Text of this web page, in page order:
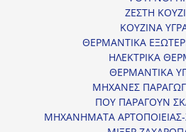
ΖΕΣΤΗ
ΚΟΥΖΙΝΑ
ΘΕΡΜΑΝΤΙΚΑ
ΗΛΕΚΤΡΙΚΑ
ΘΕΡΜΑΝΤΙΚΑ
ΜΗΧΑΝΕΣ
ΠΟΥ ΠΑΡΑΓΟΥΝ
ΜΗΧΑΝΗΜΑΤΑ